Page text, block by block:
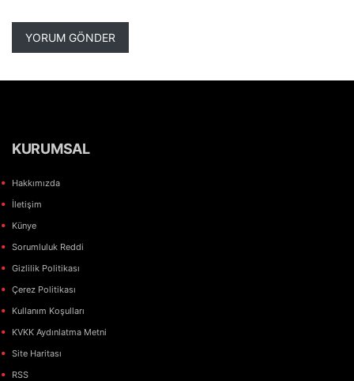
KURUMSAL
Hakkımızda
İletişim
Künye
Sorumluluk Reddi
Gizlilik Politikası
Çerez Politikası
Kullanım Koşulları
KVKK Aydınlatma Metni
Site Haritası
RSS